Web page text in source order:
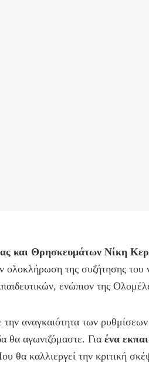
και Θρησκευμάτων Νίκη
ολοκλήρωση της συζήτησης
ενώπιον της
την αναγκαιότητα των
θα αγωνιζόμαστε. Για ένα
θα καλλιεργεί την κριτική